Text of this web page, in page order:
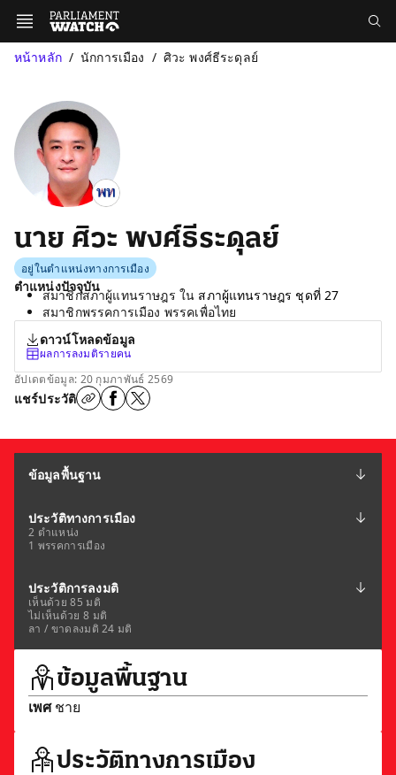
หน้าหลัก นักการเมือง ศิวะ พงศ์ธีระดุลย์
นาย ศิวะ พงศ์ธีระดุลย์
อยู่ในตำแหน่งทางการเมือง
ตำแหน่งปัจจุบัน
สมาชิกสภาผู้แทนราษฎร ใน สภาผู้แทนราษฎร ชุดที่ 27
สมาชิกพรรคการเมือง พรรคเพื่อไทย
ดาวน์โหลดข้อมูล
ผลการลงมติรายคน
อัปเดตข้อมูล: 20 กุมภาพันธ์ 2569
แชร์ประวัติ
ข้อมูลพื้นฐาน
ประวัติทางการเมือง
2 ตำแหน่ง
1 พรรคการเมือง
ประวัติการลงมติ
เห็นด้วย 85 มติ
ไม่เห็นด้วย 8 มติ
ลา / ขาดลงมติ 24 มติ
ข้อมูลพื้นฐาน
เพศชาย
ประวัติทางการเมือง